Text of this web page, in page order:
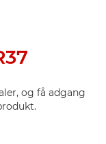
og få adgang